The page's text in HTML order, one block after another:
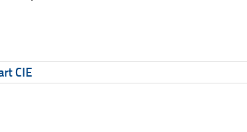
CIE